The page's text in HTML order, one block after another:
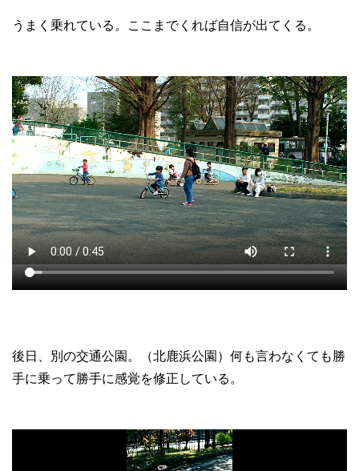
うまく乗れている。ここまでくれば自信が出てくる。
後日、別の交通公園。（北鹿浜公園）何も言わなくても勝
手に乗って勝手に感覚を修正している。